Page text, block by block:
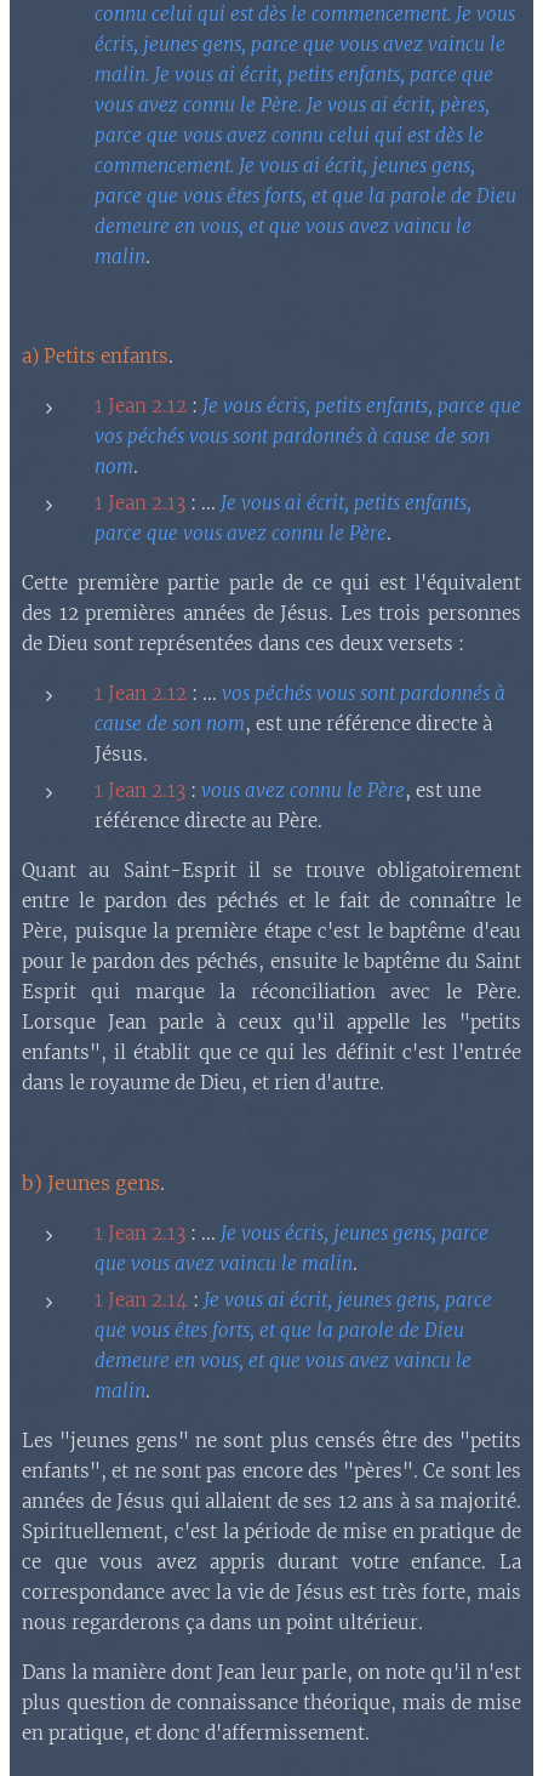
connu celui qui est dès le commencement. Je vous
écris, jeunes gens, parce que vous avez vaincu le
malin. Je vous ai écrit, petits enfants, parce que
vous avez connu le Père. Je vous ai écrit, pères,
parce que vous avez connu celui qui est dès le
commencement. Je vous ai écrit, jeunes gens,
parce que vous êtes forts, et que la parole de Dieu
demeure en vous, et que vous avez vaincu le
malin.
a) Petits enfants.
1 Jean 2.12 : Je vous écris, petits enfants, parce que
vos péchés vous sont pardonnés à cause de son
nom.
1 Jean 2.13 : ... Je vous ai écrit, petits enfants,
parce que vous avez connu le Père.
Cette première partie parle de ce qui est l'équivalent
des 12 premières années de Jésus. Les trois personnes
de Dieu sont représentées dans ces deux versets :
1 Jean 2.12 : ... vos péchés vous sont pardonnés à
cause de son nom, est une référence directe à
Jésus.
1 Jean 2.13 : vous avez connu le Père, est une
référence directe au Père.
Quant au Saint-Esprit il se trouve obligatoirement
entre le pardon des péchés et le fait de connaître le
Père, puisque la première étape c'est le baptême d'eau
pour le pardon des péchés, ensuite le baptême du Saint
Esprit qui marque la réconciliation avec le Père.
Lorsque Jean parle à ceux qu'il appelle les "petits
enfants", il établit que ce qui les définit c'est l'entrée
dans le royaume de Dieu, et rien d'autre.
b) Jeunes gens.
1 Jean 2.13 : ... Je vous écris, jeunes gens, parce
que vous avez vaincu le malin.
1 Jean 2.14 : Je vous ai écrit, jeunes gens, parce
que vous êtes forts, et que la parole de Dieu
demeure en vous, et que vous avez vaincu le
malin.
Les "jeunes gens" ne sont plus censés être des "petits
enfants", et ne sont pas encore des "pères". Ce sont les
années de Jésus qui allaient de ses 12 ans à sa majorité.
Spirituellement, c'est la période de mise en pratique de
ce que vous avez appris durant votre enfance. La
correspondance avec la vie de Jésus est très forte, mais
nous regarderons ça dans un point ultérieur.
Dans la manière dont Jean leur parle, on note qu'il n'est
plus question de connaissance théorique, mais de mise
en pratique, et donc d'affermissement.